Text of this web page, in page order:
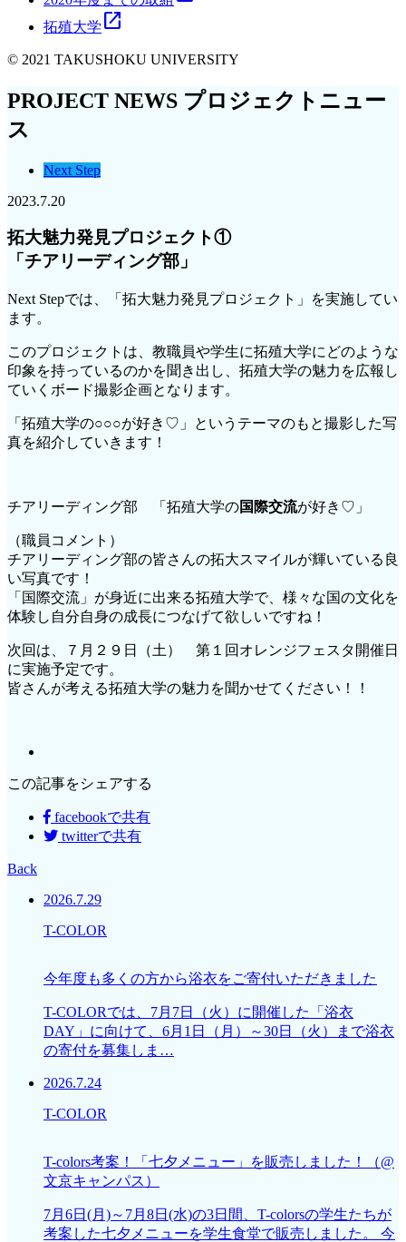
拓殖大学 open_in_new
© 2021 TAKUSHOKU UNIVERSITY
PROJECT NEWS プロジェクトニュー
ス
Next Step
2023.7.20
拓大魅力発見プロジェクト①
「チアリーディング部」
Next Stepでは、「拓大魅力発見プロジェクト」を実施してい
ます。
このプロジェクトは、教職員や学生に拓殖大学にどのような
印象を持っているのかを聞き出し、拓殖大学の魅力を広報し
ていくボード撮影企画となります。
「拓殖大学の○○○が好き♡」というテーマのもと撮影した写
真を紹介していきます！
チアリーディング部 「拓殖大学の国際交流が好き♡」
（職員コメント）
チアリーディング部の皆さんの拓大スマイルが輝いている良
い写真です！
「国際交流」が身近に出来る拓殖大学で、様々な国の文化を
体験し自分自身の成長につなげて欲しいですね！
次回は、７月２９日（土） 第１回オレンジフェスタ開催日
に実施予定です。
皆さんが考える拓殖大学の魅力を聞かせてください！！
この記事をシェアする
facebookで共有
twitterで共有
Back
2026.7.29
T-COLOR
今年度も多くの方から浴衣をご寄付いただきました
T-COLORでは、7月7日（火）に開催した「浴衣
DAY」に向けて、6月1日（月）～30日（火）まで浴衣
の寄付を募集しま…
2026.7.24
T-COLOR
T-colors考案！「七夕メニュー」を販売しました！（@
文京キャンパス）
7月6日(月)～7月8日(水)の3日間、T-colorsの学生たちが
考案した七夕メニューを学生食堂で販売しました。 今